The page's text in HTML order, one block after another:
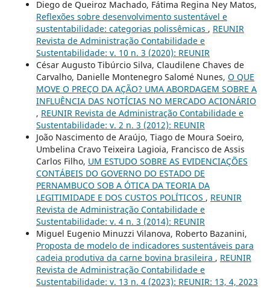
Diego de Queiroz Machado, Fátima Regina Ney Matos,
Reflexões sobre desenvolvimento sustentável e
sustentabilidade: categorias polissêmicas , REUNIR
Revista de Administração Contabilidade e
Sustentabilidade: v. 10 n. 3 (2020): REUNIR
César Augusto Tibúrcio Silva, Claudilene Chaves de
Carvalho, Danielle Montenegro Salomé Nunes, O QUE
MOVE O PREÇO DA AÇÃO? UMA ABORDAGEM SOBRE A
INFLUÊNCIA DAS NOTÍCIAS NO MERCADO ACIONÁRIO
, REUNIR Revista de Administração Contabilidade e
Sustentabilidade: v. 2 n. 3 (2012): REUNIR
João Nascimento de Araújo, Tiago de Moura Soeiro,
Umbelina Cravo Teixeira Lagioia, Francisco de Assis
Carlos Filho, UM ESTUDO SOBRE AS EVIDENCIAÇÕES
CONTÁBEIS DO GOVERNO DO ESTADO DE
PERNAMBUCO SOB A ÓTICA DA TEORIA DA
LEGITIMIDADE E DOS CUSTOS POLÍTICOS , REUNIR
Revista de Administração Contabilidade e
Sustentabilidade: v. 4 n. 3 (2014): REUNIR
Miguel Eugenio Minuzzi Vilanova, Roberto Bazanini,
Proposta de modelo de indicadores sustentáveis para
cadeia produtiva da carne bovina brasileira , REUNIR
Revista de Administração Contabilidade e
Sustentabilidade: v. 13 n. 4 (2023): REUNIR: 13, 4, 2023